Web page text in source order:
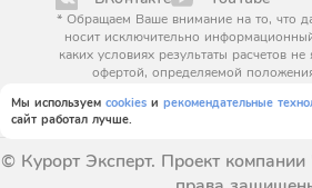
Мы используем cookies и рекомендательные
сайт работал лучше.
* Обращаем Ваше внимание на то, что
носит исключительно
каких условиях результаты расчетов
офертой, определяемой
окончательным расчетом обращайтесь
© Курорт Эксперт. Проект